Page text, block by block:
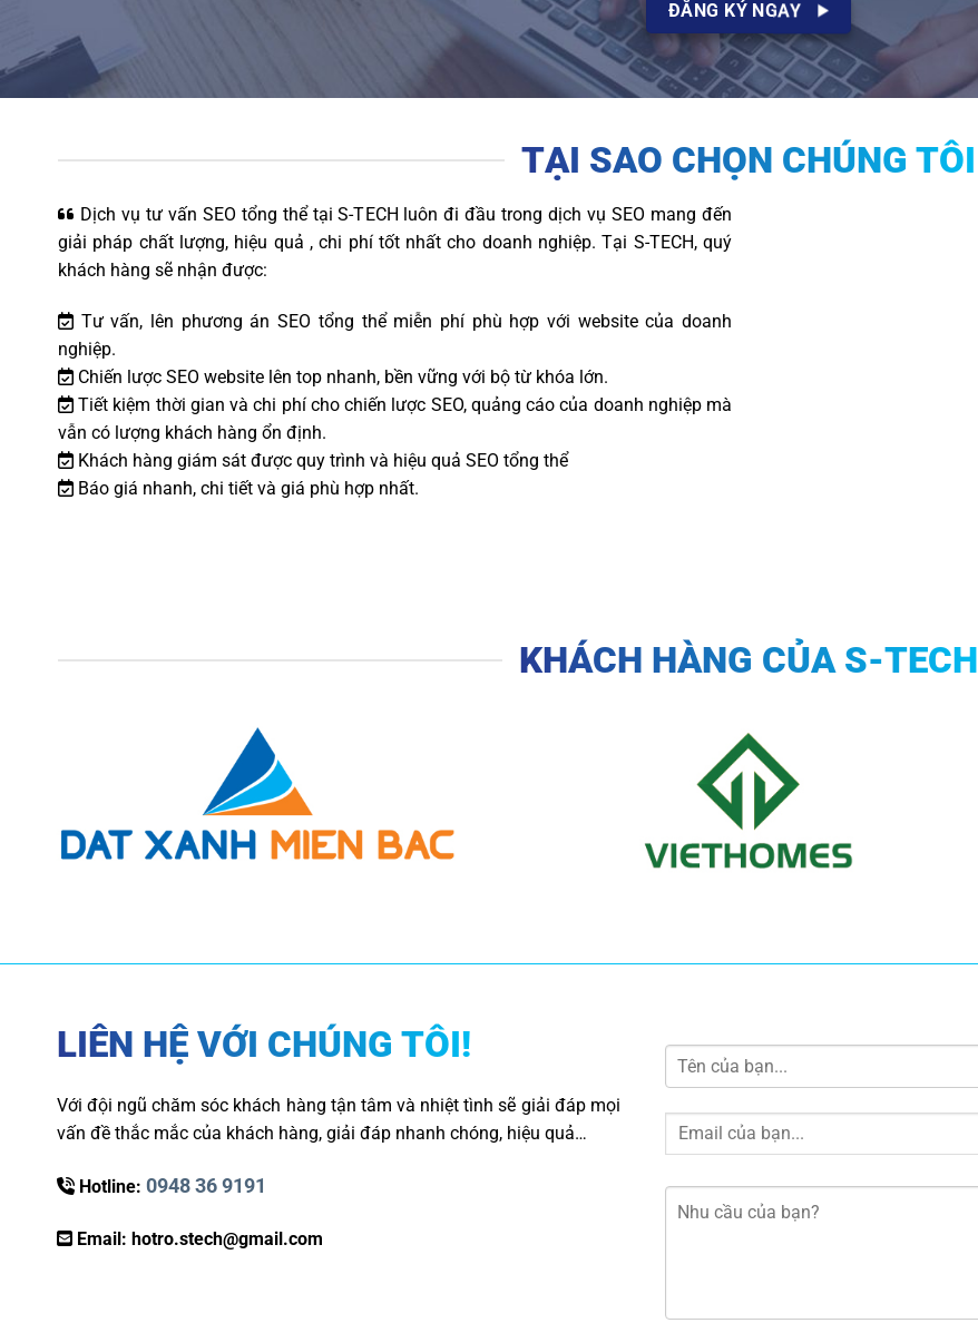
ĐĂNG KÝ NGAY
TẠI SAO CHỌN CHÚNG TÔI
Dịch vụ tư vấn SEO tổng thể tại S-TECH luôn đi đầu trong dịch vụ SEO mang đến
giải pháp chất lượng, hiệu quả , chi phí tốt nhất cho doanh nghiệp. Tại S-TECH, quý
khách hàng sẽ nhận được:
Tư vấn, lên phương án SEO tổng thể miễn phí phù hợp với website của doanh
nghiệp.
Chiến lược SEO website lên top nhanh, bền vững với bộ từ khóa lớn.
Tiết kiệm thời gian và chi phí cho chiến lược SEO, quảng cáo của doanh nghiệp mà
vẫn có lượng khách hàng ổn định.
Khách hàng giám sát được quy trình và hiệu quả SEO tổng thể
Báo giá nhanh, chi tiết và giá phù hợp nhất.
KHÁCH HÀNG CỦA S-TECH
LIÊN HỆ VỚI CHÚNG TÔI!
Với đội ngũ chăm sóc khách hàng tận tâm và nhiệt tình sẽ giải đáp mọi
vấn đề thắc mắc của khách hàng, giải đáp nhanh chóng, hiệu quả…
Hotline: 0948 36 9191
Email: hotro.stech@gmail.com